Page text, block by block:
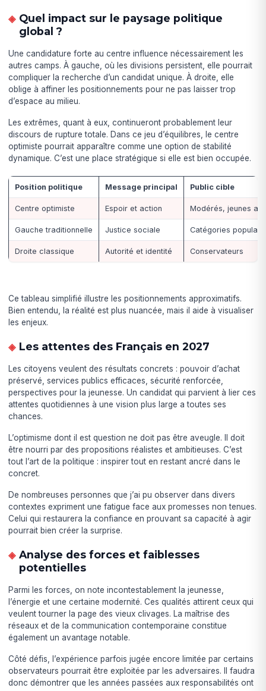
Quel impact sur le paysage politique
global ?
Une candidature forte au centre influence nécessairement les
autres camps. À gauche, où les divisions persistent, elle pourrait
compliquer la recherche d’un candidat unique. À droite, elle
oblige à affiner les positionnements pour ne pas laisser trop
d’espace au milieu.
Les extrêmes, quant à eux, continueront probablement leur
discours de rupture totale. Dans ce jeu d’équilibres, le centre
optimiste pourrait apparaître comme une option de stabilité
dynamique. C’est une place stratégique si elle est bien occupée.
Position politique Message principal Public cible
Centre optimiste Espoir et action Modérés, jeunes
Gauche traditionnelle Justice sociale Catégories
Droite classique Autorité et identité Conservateurs
Ce tableau simplifié illustre les positionnements approximatifs.
Bien entendu, la réalité est plus nuancée, mais il aide à visualiser
les enjeux.
Les attentes des Français en 2027
Les citoyens veulent des résultats concrets : pouvoir d’achat
préservé, services publics efficaces, sécurité renforcée,
perspectives pour la jeunesse. Un candidat qui parvient à lier ces
attentes quotidiennes à une vision plus large a toutes ses
chances.
L’optimisme dont il est question ne doit pas être aveugle. Il doit
être nourri par des propositions réalistes et ambitieuses. C’est
tout l’art de la politique : inspirer tout en restant ancré dans le
concret.
De nombreuses personnes que j’ai pu observer dans divers
contextes expriment une fatigue face aux promesses non tenues.
Celui qui restaurera la confiance en prouvant sa capacité à agir
pourrait bien créer la surprise.
Analyse des forces et faiblesses
potentielles
Parmi les forces, on note incontestablement la jeunesse,
l’énergie et une certaine modernité. Ces qualités attirent ceux qui
veulent tourner la page des vieux clivages. La maîtrise des
réseaux et de la communication contemporaine constitue
également un avantage notable.
Côté défis, l’expérience parfois jugée encore limitée par certains
observateurs pourrait être exploitée par les adversaires. Il faudra
donc démontrer que les années passées aux responsabilités ont